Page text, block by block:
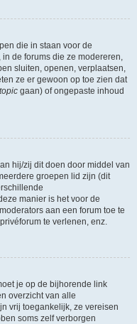
die in staan voor de
de forums die ze modereren,
sluiten, openen, verplaatsen,
ze er gewoon op toe zien dat
gaan) of ongepaste inhoud
hij/zij dit doen door middel van
groepen lid zijn (dit
manier is het voor de
aan een forum toe te
te verlenen, enz.
je op de bijhorende link
overzicht van alle
vrij toegankelijk, ze vereisen
soms zelf verborgen